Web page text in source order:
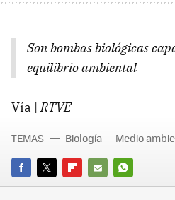
Son bombas biológicas
equilibrio ambiental
Vía |RTVE
FACEBOOK
TWITTERFLIPBOARD
E-
WHATSAPP
TEMAS Biología Medio